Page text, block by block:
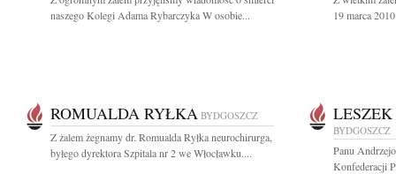
naszego Kolegi Adama Rybarczyka W osobie...
19 marca
ROMUALDA RYŁKA BYDGOSZCZ
Z żalem żegnamy dr. Romualda Ryłka neurochirurga,
byłego dyrektora Szpitala nr 2 we Włocławku....
BYDGOSZCZ
Panu
Konfederacji